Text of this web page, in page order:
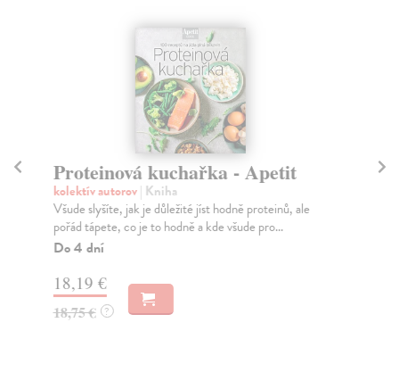
Proteinová kuchařka - Apetit
kolektív autorov| Kniha
Všude slyšíte, jak je důležité jíst hodně proteinů, ale
pořád tápete, co je to hodně a kde všude pro...
Do 4 dní
18,19 €
18,75 € ?